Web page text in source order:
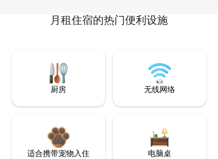
月租住宿的热门便利设施
厨房 无线网络
适合携带宠物入住 电脑桌